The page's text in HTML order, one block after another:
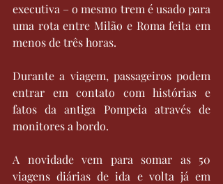
executiva – o mesmo trem é usado para
uma rota entre Milão e Roma feita em
menos de três horas.
Durante a viagem, passageiros podem
entrar em contato com histórias e
fatos da antiga Pompeia através de
monitores a bordo.
A novidade vem para somar as 50
viagens diárias de ida e volta já em